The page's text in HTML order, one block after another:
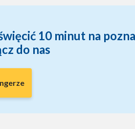
10 minut na
do nas